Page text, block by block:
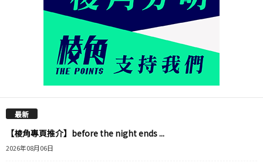
最新
【棱角專頁推介】before the night ends ...
2026年08月06日